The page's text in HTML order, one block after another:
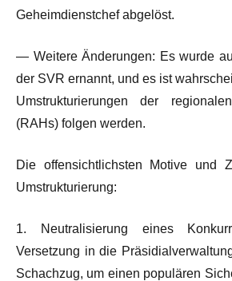
Geheimdienstchef abgelöst.
— Weitere Änderungen: Es wurde
der SVR ernannt, und es ist
Umstrukturierungen der
(RAHs) folgen werden.
Die offensichtlichsten Motive und
Umstrukturierung:
1. Neutralisierung eines
Versetzung in die
Schachzug, um einen populären